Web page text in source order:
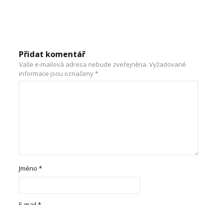
Přidat komentář
Vaše e-mailová adresa nebude zveřejněna. Vyžadované
informace jsou označeny*
Jméno*